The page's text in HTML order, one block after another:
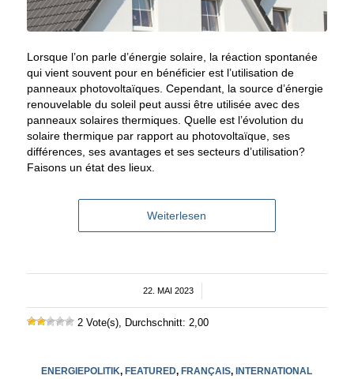
Lorsque l’on parle d’énergie solaire, la réaction spontanée
qui vient souvent pour en bénéficier est l’utilisation de
panneaux photovoltaïques. Cependant, la source d’énergie
renouvelable du soleil peut aussi être utilisée avec des
panneaux solaires thermiques. Quelle est l’évolution du
solaire thermique par rapport au photovoltaïque, ses
différences, ses avantages et ses secteurs d’utilisation?
Faisons un état des lieux.
Weiterlesen
22. MAI 2023
/
2 Vote(s), Durchschnitt: 2,00
ENERGIEPOLITIK,FEATURED,FRANÇAIS,INTERNATIONAL